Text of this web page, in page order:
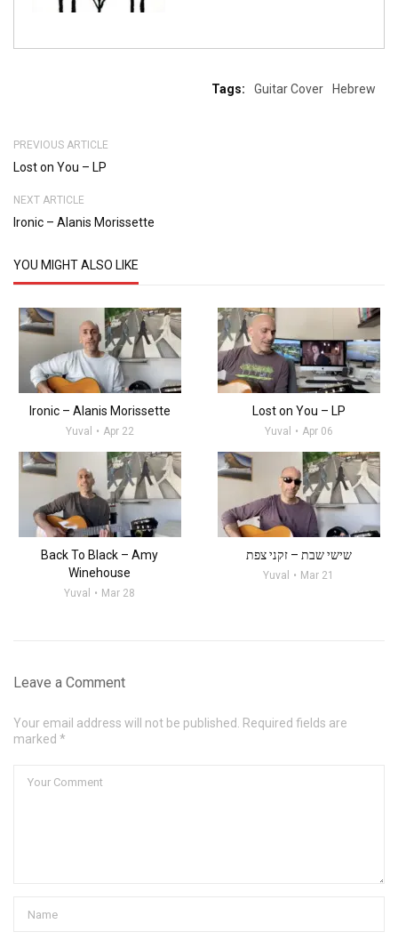
Tags: Guitar Cover Hebrew
PREVIOUS ARTICLE
Lost on You – LP
NEXT ARTICLE
Ironic – Alanis Morissette
YOU MIGHT ALSO LIKE
Ironic – Alanis Morissette
Yuval Apr 22
Lost on You – LP
Yuval Apr 06
Back To Black – Amy
Winehouse
Yuval Mar 28
שישי שבת – זקני צפת
Yuval Mar 21
Leave a Comment
Your email address will not be published. Required fields are
marked *